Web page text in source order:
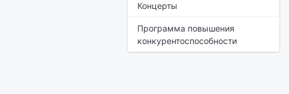
Концерты
Программа повышения
конкурентоспособности